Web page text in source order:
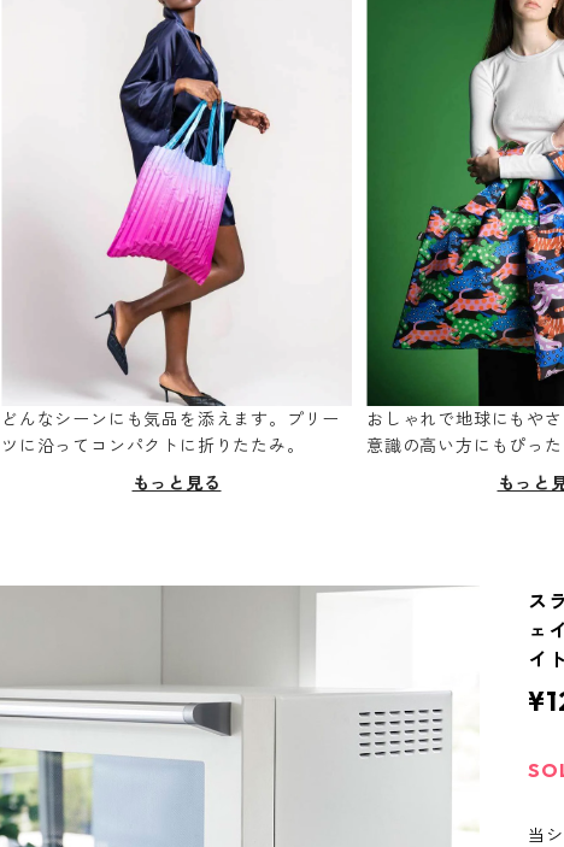
どんなシーンにも気品を添えます。プリー
ツに沿ってコンパクトに折りたたみ。
もっと見る
おしゃれで地球にもや
意識の高い方にもぴった
もっと
ス
ェ
イト
当